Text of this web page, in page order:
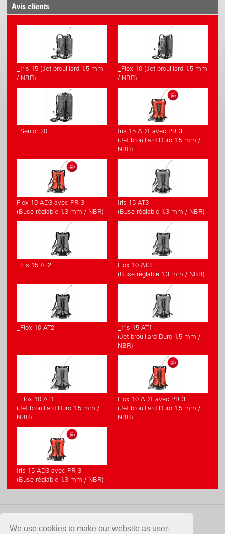
We use cookies to make our website as user-
Avis clients
_Iris 15 (Jet brouillard 1.5 mm
/ NBR)
_Flox 10 (Jet brouillard 1.5 mm
/ NBR)
_Senior 20
Iris 15 AD1 avec PR 3
(Jet brouillard Duro 1.5 mm /
NBR)
Flox 10 AD3 avec PR 3
(Buse réglable 1.3 mm / NBR)
Iris 15 AT3
(Buse réglable 1.3 mm / NBR)
_Iris 15 AT2
Flox 10 AT3
(Buse réglable 1.3 mm / NBR)
_Flox 10 AT2
_Iris 15 AT1
(Jet brouillard Duro 1.5 mm /
NBR)
_Flox 10 AT1
(Jet brouillard Duro 1.5 mm /
NBR)
Flox 10 AD1 avec PR 3
(Jet brouillard Duro 1.5 mm /
NBR)
Iris 15 AD3 avec PR 3
(Buse réglable 1.3 mm / NBR)
CONTACT